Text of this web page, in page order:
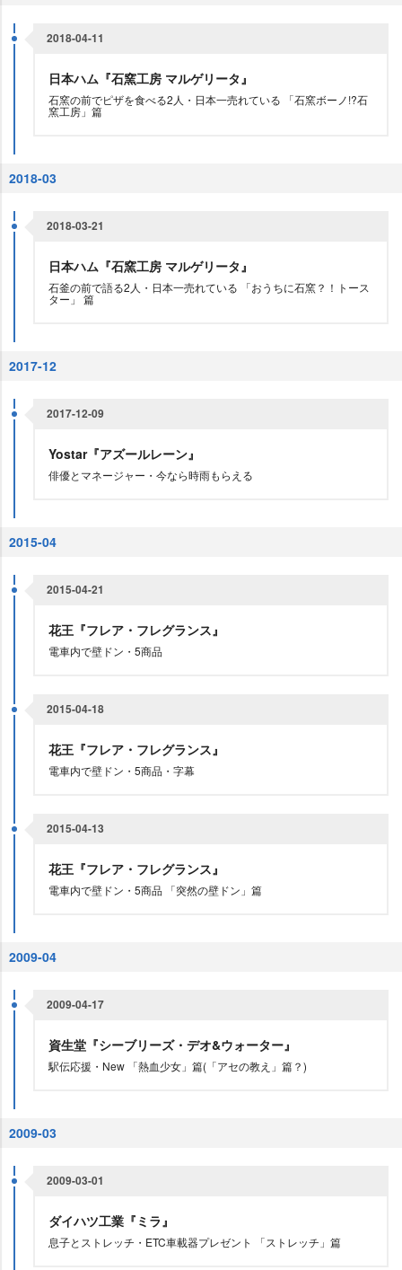
2018-04-11
日本ハム『石窯工房 マルゲリータ』
石窯の前でピザを食べる2人・日本一売れている 「石窯ボーノ!?石
窯工房」篇
2018-03
2018-03-21
日本ハム『石窯工房 マルゲリータ』
石釜の前で語る2人・日本一売れている 「おうちに石窯？！トース
ター」 篇
2017-12
2017-12-09
Yostar『アズールレーン』
俳優とマネージャー・今なら時雨もらえる
2015-04
2015-04-21
花王『フレア・フレグランス』
電車内で壁ドン・5商品
2015-04-18
花王『フレア・フレグランス』
電車内で壁ドン・5商品・字幕
2015-04-13
花王『フレア・フレグランス』
電車内で壁ドン・5商品 「突然の壁ドン」篇
2009-04
2009-04-17
資生堂『シーブリーズ・デオ&ウォーター』
駅伝応援・New 「熱血少女」篇(「アセの教え」篇？)
2009-03
2009-03-01
ダイハツ工業『ミラ』
息子とストレッチ・ETC車載器プレゼント 「ストレッチ」篇